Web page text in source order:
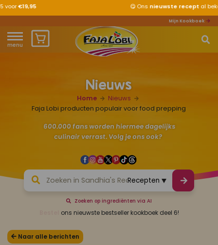
al bekeken?
Mijn Kookboek
menu
Waar ben je naar op zoek?
Home
Over ons
Recepten
Producten
Waar verkrijgbaar?
Mijn kookboek
Zomervakantie 2026
Koop ons bestseller kookboek
Nieuws
Home
Nieuws
Faja Lobi producten populair voor food prepping
600.000 fans worden hiermee dagelijks
culinair verrast. Volg je ons ook?
Zoeken op ingrediënten via AI
ons nieuwste bestseller kookboek deel 6!
Naar alle berichten